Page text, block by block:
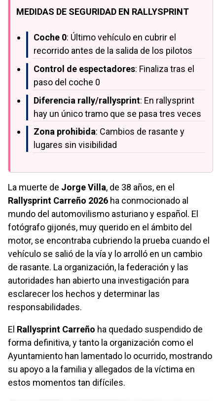
MEDIDAS DE SEGURIDAD EN RALLYSPRINT
Coche 0: Último vehículo en cubrir el
recorrido antes de la salida de los pilotos
Control de espectadores: Finaliza tras el
paso del coche 0
Diferencia rally/rallysprint: En rallysprint
hay un único tramo que se pasa tres veces
Zona prohibida: Cambios de rasante y
lugares sin visibilidad
La muerte de Jorge Villa, de 38 años, en el
Rallysprint Carreño 2026 ha conmocionado al
mundo del automovilismo asturiano y español. El
fotógrafo gijonés, muy querido en el ámbito del
motor, se encontraba cubriendo la prueba cuando el
vehículo se salió de la vía y lo arrolló en un cambio
de rasante. La organización, la federación y las
autoridades han abierto una investigación para
esclarecer los hechos y determinar las
responsabilidades.
El Rallysprint Carreño ha quedado suspendido de
forma definitiva, y tanto la organización como el
Ayuntamiento han lamentado lo ocurrido, mostrando
su apoyo a la familia y allegados de la víctima en
estos momentos tan difíciles.